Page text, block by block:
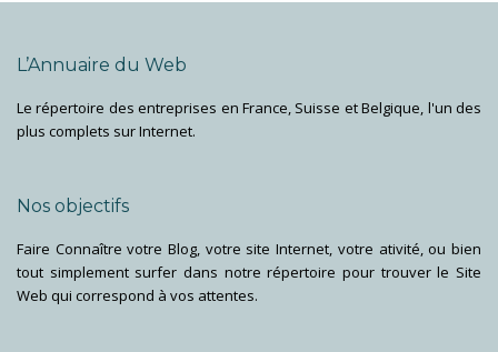
L’Annuaire du Web
Le répertoire des entreprises en France, Suisse et Belgique, l'un des
plus complets sur Internet.
Nos objectifs
Faire Connaître votre Blog, votre site Internet, votre ativité, ou bien
tout simplement surfer dans notre répertoire pour trouver le Site
Web qui correspond à vos attentes.